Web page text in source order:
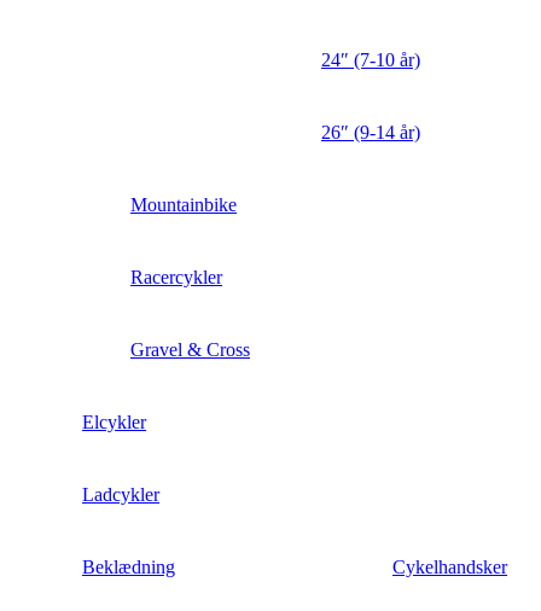
24″ (7-10 år)
26″ (9-14 år)
Mountainbike
Racercykler
Gravel & Cross
Elcykler
Ladcykler
Beklædning Cykelhandsker